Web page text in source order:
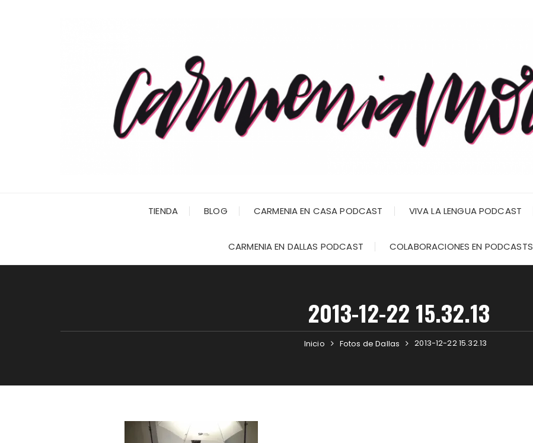
TIENDA BLOG CARMENIA EN CASA PODCAST VIVA LA LENGUA PODCAST
CARMENIA EN DALLAS PODCAST COLABORACIONES EN PODCASTS
2013-12-22 15.32.13
Inicio Fotos de Dallas 2013-12-22 15.32.13